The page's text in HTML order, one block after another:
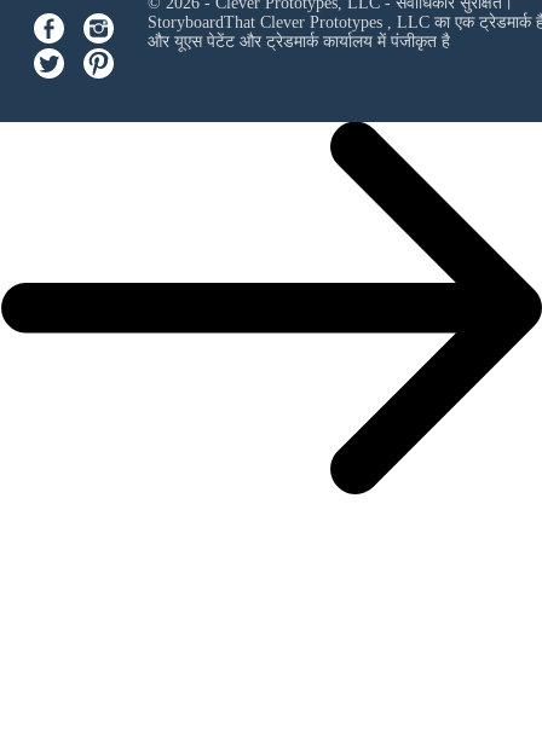
StoryboardThat Clever Prototypes , LLCका एक ट्रेडमार्क
और यूएस पेटेंट और ट्रेडमार्क कार्यालय में पंजीकृत है